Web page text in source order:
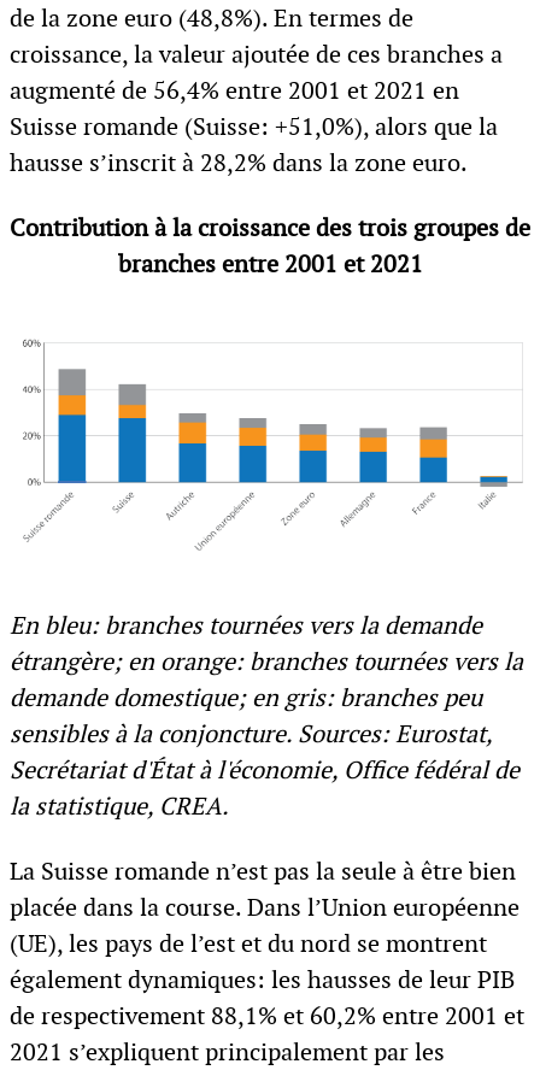
de la zone euro (48,8%). En termes de
croissance, la valeur ajoutée de ces branches a
augmenté de 56,4% entre 2001 et 2021 en
Suisse romande (Suisse: +51,0%), alors que la
hausse s’inscrit à 28,2% dans la zone euro.
Contribution à la croissance des trois groupes de
branches entre 2001 et 2021
En bleu: branches tournées vers la demande
étrangère; en orange: branches tournées vers la
demande domestique; en gris: branches peu
sensibles à la conjoncture. Sources: Eurostat,
Secrétariat d'État à l'économie, Office fédéral de
la statistique, CREA.
La Suisse romande n’est pas la seule à être bien
placée dans la course. Dans l’Union européenne
(UE), les pays de l’est et du nord se montrent
également dynamiques: les hausses de leur PIB
de respectivement 88,1% et 60,2% entre 2001 et
2021 s’expliquent principalement par les